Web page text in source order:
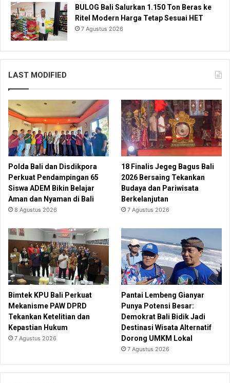
BULOG Bali Salurkan 1.150 Ton Beras ke
Ritel Modern Harga Tetap Sesuai HET
7 Agustus 2026
LAST MODIFIED
Polda Bali dan Disdikpora
Perkuat Pendampingan 65
Siswa ADEM Bikin Belajar
Aman dan Nyaman di Bali
8 Agustus 2026
18 Finalis Jegeg Bagus Bali
2026 Bersaing Tekankan
Budaya dan Pariwisata
Berkelanjutan
7 Agustus 2026
Bimtek KPU Bali Perkuat
Mekanisme PAW DPRD
Tekankan Ketelitian dan
Kepastian Hukum
7 Agustus 2026
Pantai Lembeng Gianyar
Punya Potensi Besar:
Demokrat Bali Bidik Jadi
Destinasi Wisata Alternatif
Dorong UMKM Lokal
7 Agustus 2026